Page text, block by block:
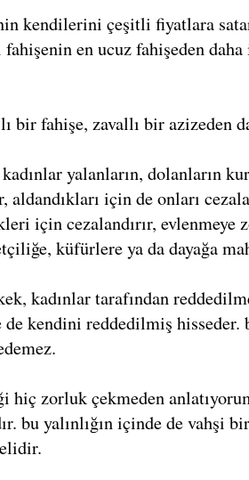
kendilerini çeşitli fiyatlara
fahişenin en ucuz fahişeden
bir fahişe, zavallı bir azizeden
yalanların, dolanların
aldandıkları için de onları
için cezalandırır, evlenmeye
küfürlere ya da dayağa
kadınlar tarafından
de kendini reddedilmiş
hiç zorluk çekmeden
bu yalınlığın içinde de vahşi